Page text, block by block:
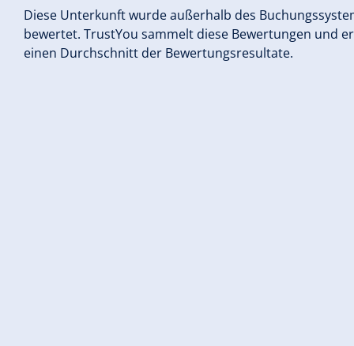
Diese Unterkunft wurde außerhalb des
bewertet. TrustYou sammelt diese Bewertungen und
einen Durchschnitt der Bewertungsresultate.